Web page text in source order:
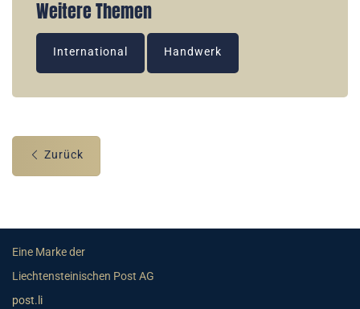
Weitere Themen
International Handwerk
Zurück
Eine Marke der
Liechtensteinischen Post AG
post.li